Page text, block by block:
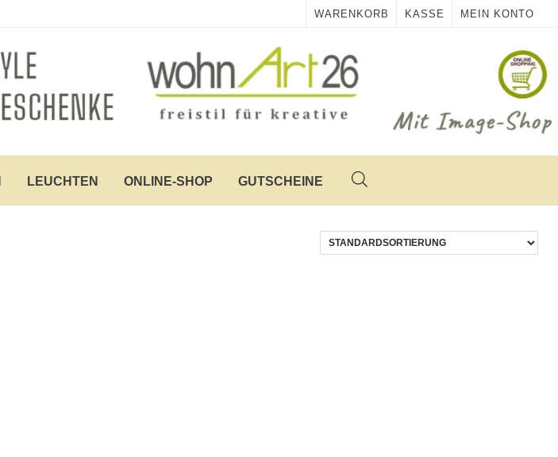
WARENKORB KASSE MEIN KONTO
LEUCHTEN ONLINE-SHOP GUTSCHEINE